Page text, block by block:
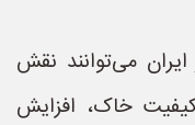
می‌توانند نقش
خاک، افزایش